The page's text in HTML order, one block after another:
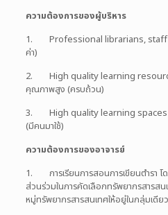
ความต้องการของผู้บริหาร
1. Professional librarians, staff
ค่า)
2. High quality learning
คุณภาพสูง (ครบถ้วน)
3. High quality learning spaces
(มีคนมาใช้)
ความต้องการของอาจารย์
1. การเรียนการสอนการเขียนตำรา โ
ส่วนร่วมในการคัดเลือกทรัพยากรสารส
หมู่ทรัพยากรสารสนเทศให้อยู่ในกลุ่มเดีย